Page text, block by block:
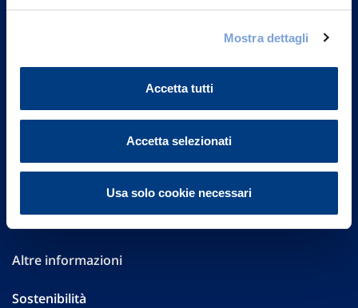
Mostra dettagli
Accetta tutti
Accetta selezionati
Usa solo cookie necessari
Via Ignazio Gardella, 2
Part. IVA 01329510158
Altre informazioni
Sostenibilità